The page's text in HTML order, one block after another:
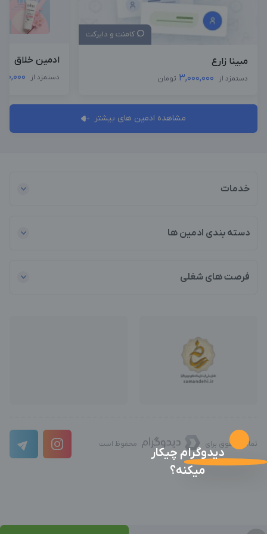
کامنت و دایرکت
مبینا زارع
دستمزد از 3,000,000 تومان
ادمین خلاق
دستمزد از
مشاهده ادمین های بیشتر
خدمات
دسته بندی ادمین ها
فرصت های شغلی
تمامی حقوق برای محفوظ است
دیدوگرام چیکار
میکنه؟